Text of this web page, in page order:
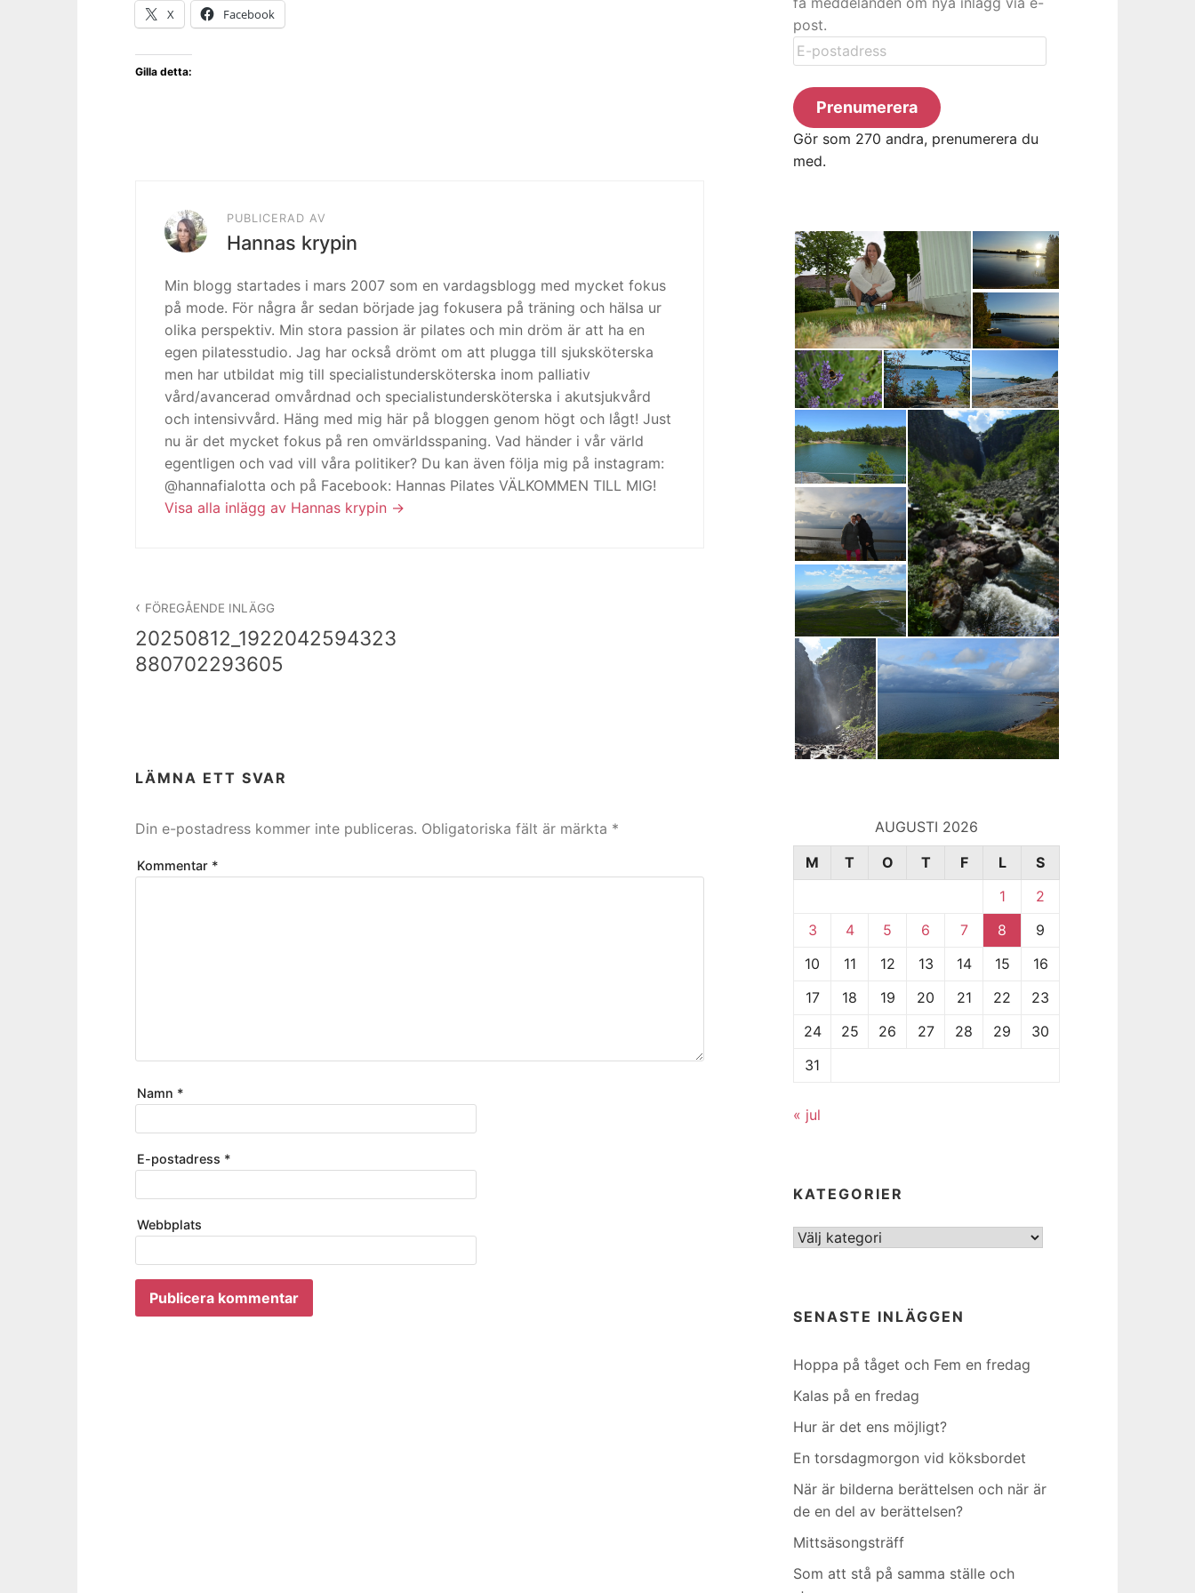
X Facebook
Gilla detta:
PUBLICERAD AV
Hannas krypin
Min blogg startades i mars 2007 som en vardagsblogg med mycket fokus
på mode. För några år sedan började jag fokusera på träning och hälsa ur
olika perspektiv. Min stora passion är pilates och min dröm är att ha en
egen pilatesstudio. Jag har också drömt om att plugga till sjuksköterska
men har utbildat mig till specialistundersköterska inom palliativ
vård/avancerad omvårdnad och specialistundersköterska i akutsjukvård
och intensivvård. Häng med mig här på bloggen genom högt och lågt! Just
nu är det mycket fokus på ren omvärldsspaning. Vad händer i vår värld
egentligen och vad vill våra politiker? Du kan även följa mig på instagram:
@hannafialotta och på Facebook: Hannas Pilates VÄLKOMMEN TILL MIG!
Visa alla inlägg av Hannas krypin
FÖREGÅENDE INLÄGG
20250812_1922042594323
880702293605
LÄMNA ETT SVAR
Din e-postadress kommer inte publiceras. Obligatoriska fält är märkta *
Kommentar *
Namn *
E-postadress *
Webbplats
post.
E-
postadress
Prenumerera
Gör som 270 andra, prenumerera du
med.
AUGUSTI 2026
M
T O T F L
S
1
2
3
4 5 6 7 8
9
10
11 12 13 14 15
16
17
18 19 20 21 22
23
24
25 26 27 28 29
30
31
« jul
KATEGORIER
Kategorier
SENASTE INLÄGGEN
Hoppa på tåget och Fem en fredag
Kalas på en fredag
Hur är det ens möjligt?
En torsdagmorgon vid köksbordet
När är bilderna berättelsen och när är
de en del av berättelsen?
Mittsäsongsträff
Som att stå på samma ställe och